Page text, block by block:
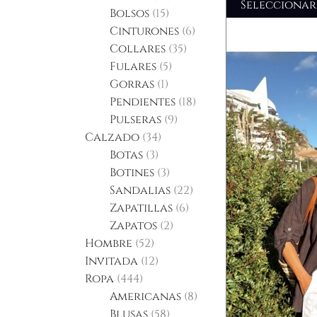
Bolsos 15
Cinturones 6
Collares 35
Fulares 5
Gorras 1
Pendientes 18
Pulseras 9
Calzado 34
Botas 3
Botines 3
Sandalias 22
Zapatillas 6
Zapatos 2
Hombre 52
Invitada 12
Ropa 444
Americanas 8